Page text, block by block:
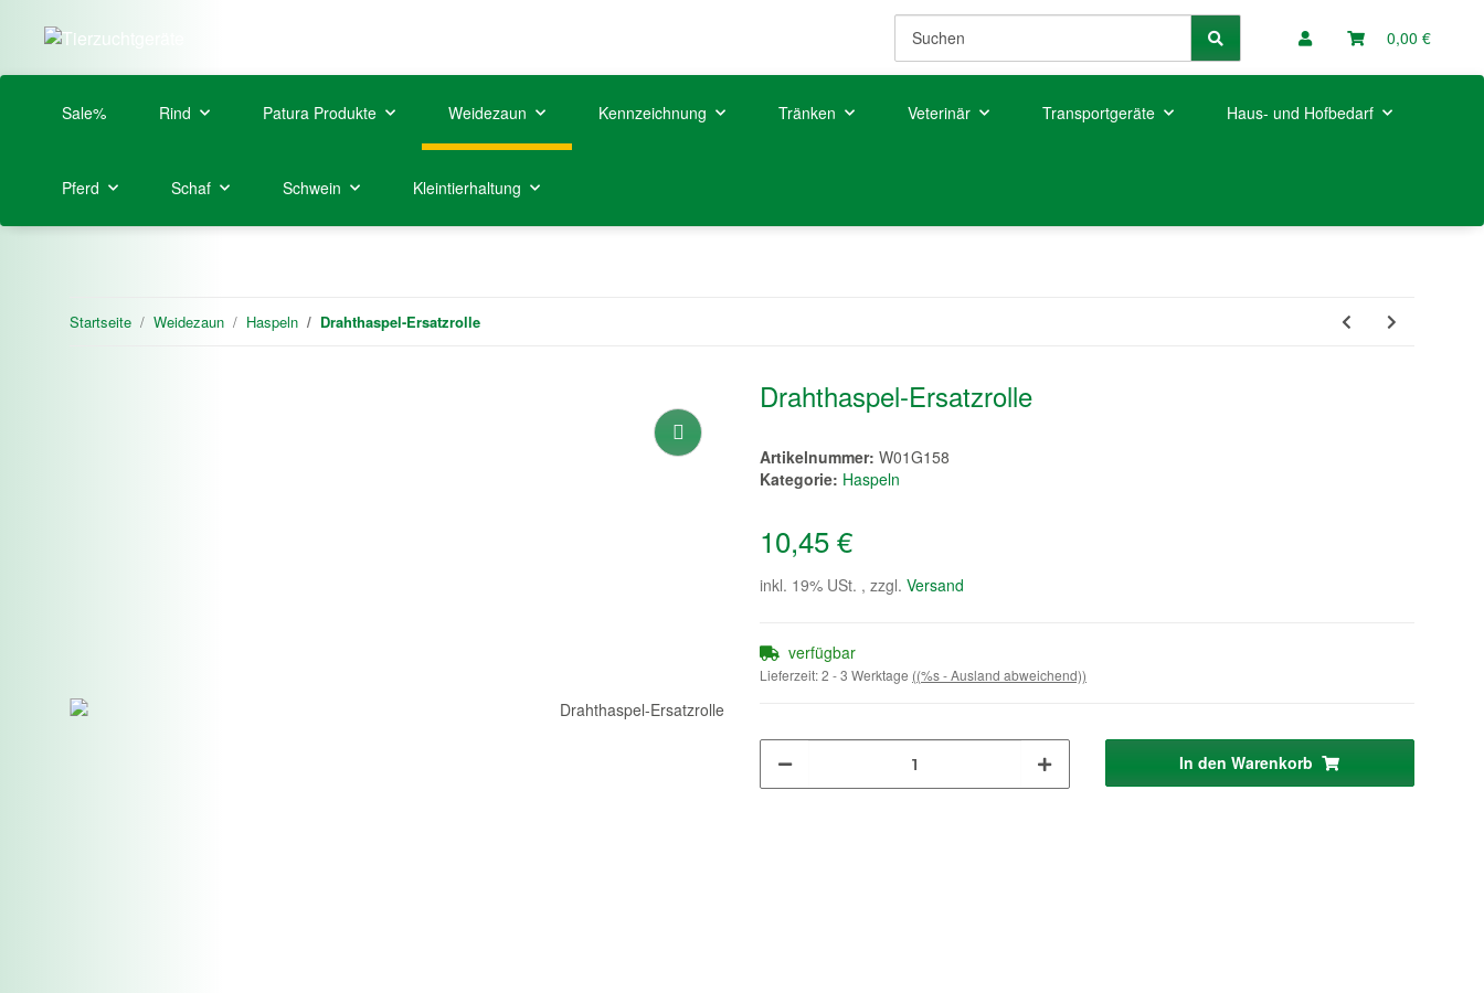
0,00 €
Sale% Rind Patura Produkte Weidezaun Kennzeichnung Tränken Veterinär Transportgeräte Haus- und Hofbedarf
Pferd Schaf Schwein Kleintierhaltung
Startseite Weidezaun Haspeln Drahthaspel-Ersatzrolle
Drahthaspel-Ersatzrolle
Artikelnummer: W01G158
Kategorie: Haspeln
10,45 €
inkl. 19% USt. , zzgl. Versand
verfügbar
Lieferzeit:2 - 3 Werktage ((%s - Ausland abweichend))
In den Warenkorb